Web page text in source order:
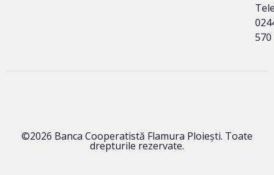
570
©2026 Banca Cooperatistă Flamura Ploieşti. Toate
drepturile rezervate.